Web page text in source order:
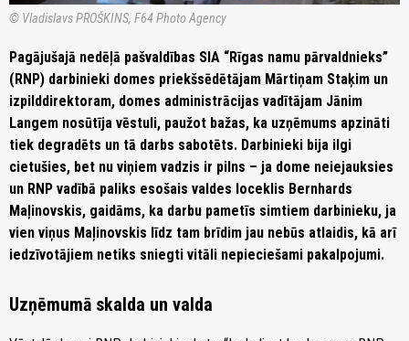
© Vladislavs PROŠKINS, F64 Photo Agency
Pagājušajā nedēļā pašvaldības SIA “Rīgas namu pārvaldnieks”
(RNP) darbinieki domes priekšsēdētājam Mārtiņam Staķim un
izpilddirektoram, domes administrācijas vadītājam Jānim
Langem nosūtīja vēstuli, paužot bažas, ka uzņēmums apzināti
tiek degradēts un tā darbs sabotēts. Darbinieki bija ilgi
cietušies, bet nu viņiem vadzis ir pilns – ja dome neiejauksies
un RNP vadībā paliks esošais valdes loceklis Bernhards
Maļinovskis, gaidāms, ka darbu pametīs simtiem darbinieku, ja
vien viņus Maļinovskis līdz tam brīdim jau nebūs atlaidis, kā arī
iedzīvotājiem netiks sniegti vitāli nepieciešami pakalpojumi.
Uzņēmumā skalda un valda